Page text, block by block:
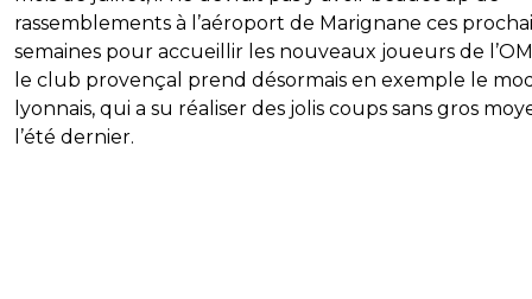
rassemblements à l’aéroport de Marignane ces
semaines pour accueillir les nouveaux joueurs de
le club provençal prend désormais en exemple le
lyonnais, qui a su réaliser des jolis coups sans gros
l’été dernier.